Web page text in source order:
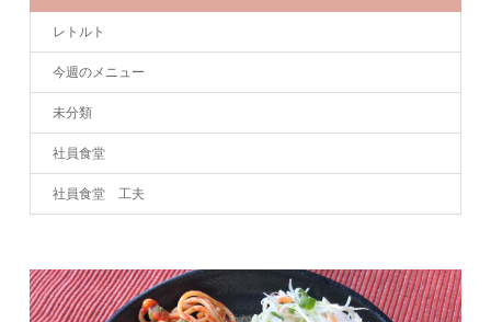
レトルト
今週のメニュー
未分類
社員食堂
社員食堂 工夫